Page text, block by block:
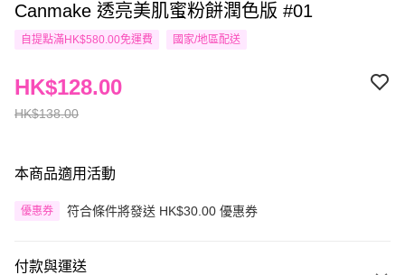
Canmake 透亮美肌蜜粉餅潤色版 #01
自提點滿HK$580.00免運費 國家/地區配送
HK$138.00
HK$128.00
本商品適用活動
優惠券 符合條件將發送 HK$30.00 優惠券
付款與運送